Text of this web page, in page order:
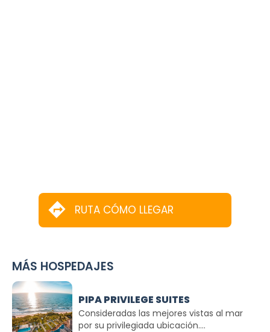
RUTA CÓMO LLEGAR
MÁS HOSPEDAJES
PIPA PRIVILEGE SUITES
Consideradas las mejores vistas al mar
por su privilegiada ubicación....